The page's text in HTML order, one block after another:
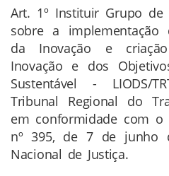
Art. 1º Instituir Grupo de
sobre a
da Inovação e
Inovação e dos
Sustentável - LIODS/
Tribunal Regional do
em conformidade com o
nº 395, de 7 de junho
Nacional de Justiça.